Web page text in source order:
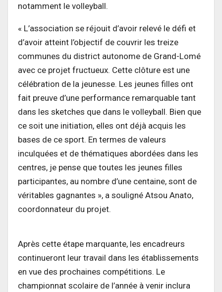
notamment le volleyball.
« L’association se réjouit d’avoir relevé le défi et
d’avoir atteint l’objectif de couvrir les treize
communes du district autonome de Grand-Lomé
avec ce projet fructueux. Cette clôture est une
célébration de la jeunesse. Les jeunes filles ont
fait preuve d’une performance remarquable tant
dans les sketches que dans le volleyball. Bien que
ce soit une initiation, elles ont déjà acquis les
bases de ce sport. En termes de valeurs
inculquées et de thématiques abordées dans les
centres, je pense que toutes les jeunes filles
participantes, au nombre d’une centaine, sont de
véritables gagnantes », a souligné Atsou Anato,
coordonnateur du projet.
Après cette étape marquante, les encadreurs
continueront leur travail dans les établissements
en vue des prochaines compétitions. Le
championnat scolaire de l’année à venir inclura